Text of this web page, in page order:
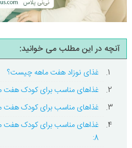
آنچه در این مطلب می خوانید:
غذای نوزاد هفت ماهه چیست؟
غذاهای مناسب برای کودک هفت
غذاهای مناسب برای کودک هفت
غذاهای مناسب برای کودک هفت
8: